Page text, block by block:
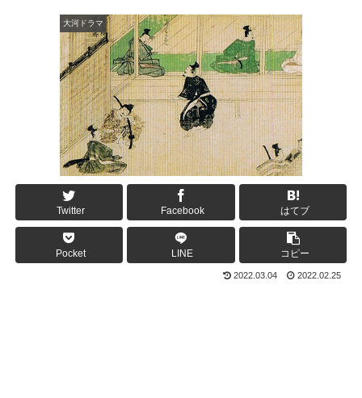
大河ドラマ
Twitter Facebook はてブ
Pocket LINE コピー
2022.03.04 2022.02.25